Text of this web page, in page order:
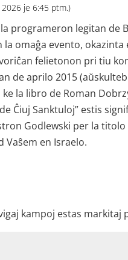
je 6:45 ptm.)
programeron legitan de
la omaĝa evento,
felietonon pri tiu
de aprilo 2015
la libro de Roman
Ĉiuj Sanktuloj” estis
Godlewski per la titolo
Vaŝem en Israelo.
kampoj estas markitaj